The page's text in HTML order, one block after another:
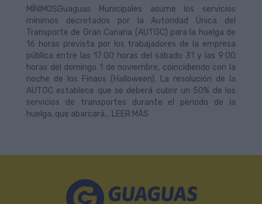
MÍNIMOSGuaguas Municipales asume los servicios
mínimos decretados por la Autoridad Única del
Transporte de Gran Canaria (AUTGC) para la huelga de
16 horas prevista por los trabajadores de la empresa
pública entre las 17:00 horas del sábado 31 y las 9:00
horas del domingo 1 de noviembre, coincidiendo con la
noche de los Finaos (Halloween). La resolución de la
AUTGC establece que se deberá cubrir un 50% de los
servicios de transportes durante el periodo de la
huelga, que abarcará... LEER MÁS